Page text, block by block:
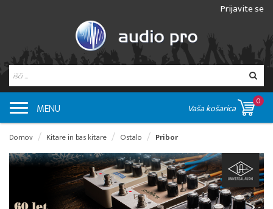
Prijavite se
MENU Vaša košarica
0
Domov Kitare in bas kitare Ostalo Pribor